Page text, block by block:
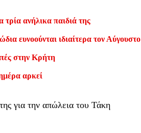
ανήλικα παιδιά της
ευνοούνται ιδιαίτερα τον Αύγουστο
στην Κρήτη
αρκεί
για την απώλεια του Τάκη